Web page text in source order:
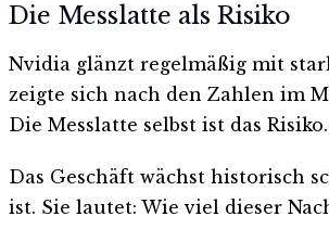
Die Messlatte als Risiko
Nvidia glänzt regelmäßig mit
zeigte sich nach den Zahlen im
Die Messlatte selbst ist das Risiko.
Das Geschäft wächst historisch
ist. Sie lautet: Wie viel dieser